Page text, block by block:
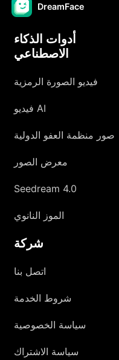
DreamFace
أدوات الذكاء
الاصطناعي
فيديو الصورة الرمزية
فيديو AI
صور منظمة العفو الدولية
معرض الصور
Seedream 4.0
الموز النانوي
شركة
اتصل بنا
شروط الخدمة
سياسة الخصوصية
سياسة الاشتراك